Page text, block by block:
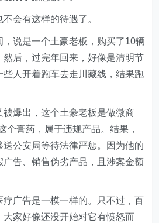
会有这样的待遇了。
说是一个土豪老板，购买了10辆
后，过完年回来，好像是清明节
些人开着跑车去走川藏线，结果跑
爆出，这个土豪老板是做微商
个膏药，属于违规产品。结果，
送公安局等待法律严惩。因为他的
告、销售伪劣产品，且涉案金额
广告是一模一样的。只不过，百
大家好像还没开始对它有愤怒而